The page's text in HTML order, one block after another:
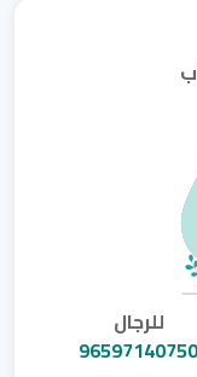
للرجال
96597140750